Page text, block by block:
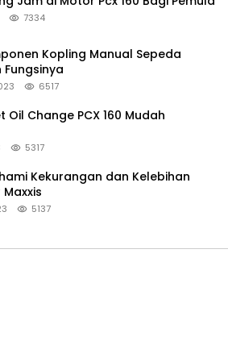
7334
Kopling Manual Sepeda
6517
Oil Change PCX 160 Mudah
5317
Kekurangan dan Kelebihan
5137